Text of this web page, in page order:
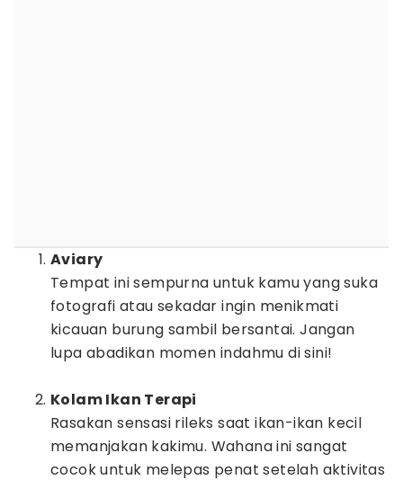
Aviary
Tempat ini sempurna untuk kamu yang suka
fotografi atau sekadar ingin menikmati
kicauan burung sambil bersantai. Jangan
lupa abadikan momen indahmu di sini!
Kolam Ikan Terapi
Rasakan sensasi rileks saat ikan-ikan kecil
memanjakan kakimu. Wahana ini sangat
cocok untuk melepas penat setelah aktivitas